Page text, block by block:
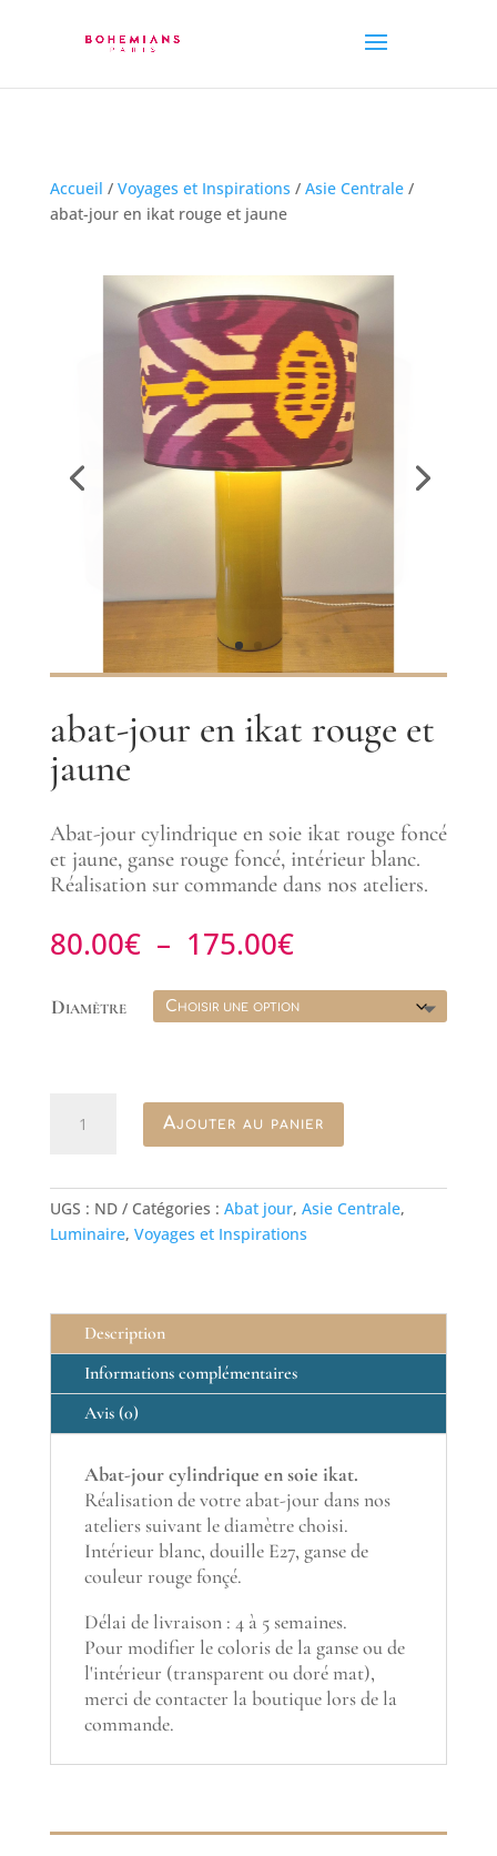
Accueil / Voyages et Inspirations / Asie Centrale/
abat-jour en ikat rouge et jaune
abat-jour en ikat rouge et
jaune
Abat-jour cylindrique en soie ikat rouge foncé
et jaune, ganse rouge foncé, intérieur blanc.
Réalisation sur commande dans nos ateliers.
80.00€ – 175.00€Plage
de
prix :
80.00€
Diamètre
en
ikat
jaune
Ajouter au panier
UGS : ND Catégories : Abat jour, Asie Centrale,
Luminaire, Voyages et Inspirations
Description
Informations complémentaires
Avis (0)
Abat-jour cylindrique en soie ikat.
Réalisation de votre abat-jour dans nos
ateliers suivant le diamètre choisi.
Intérieur blanc, douille E27, ganse de
couleur rouge fonçé.
Délai de livraison : 4 à 5 semaines.
Pour modifier le coloris de la ganse ou de
l'intérieur (transparent ou doré mat),
merci de contacter la boutique lors de la
commande.